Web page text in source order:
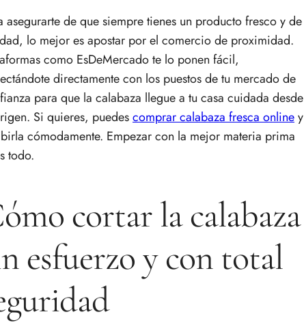
asegurarte de que siempre tienes un producto fresco y de
lo mejor es apostar por el comercio de proximidad.
como EsDeMercado te lo ponen fácil,
directamente con los puestos de tu mercado de
para que la calabaza llegue a tu casa cuidada desde
Si quieres, puedescomprar calabaza fresca onliney
cómodamente. Empezar con la mejor materia prima
todo.
cortar la calabaza
esfuerzo y con total